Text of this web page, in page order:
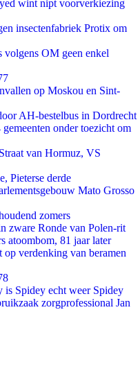
wint nipt voorverkiezing
insectenfabriek Protix om
volgens OM geen enkel
op Moskou en Sint-
AH-bestelbus in Dordrecht
onder toezicht om
van Hormuz, VS
Pieterse derde
Mato Grosso
zomers
zware Ronde van Polen-rit
atoombom, 81 jaar later
verdenking van beramen
Spidey echt weer Spidey
zorgprofessional Jan